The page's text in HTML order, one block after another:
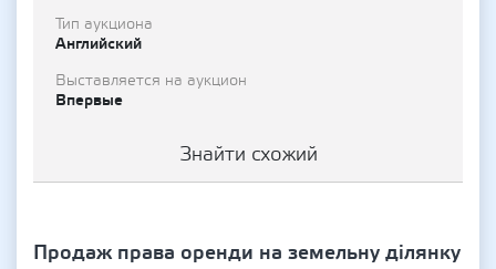
Тип аукциона
Английский
Выставляется на аукцион
Впервые
Знайти схожий
Продаж права оренди на земельну ділянку